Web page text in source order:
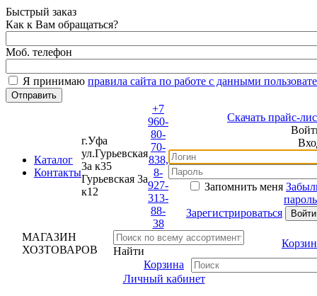
Быстрый заказ
Как к Вам обращаться?
Моб. телефон
Я принимаюправила сайта по работе с данными
Каталог
Контакты
г.Уфа
ул.Гурьевская
3а к35
Гурьевская 3а
к12
+7
960-
80-
70-
838,
8-
927-
313-
88-
38
Скачать прайс-лист
Войти
Вход
Запомнить меня Забыли
пароль?
Зарегистрироваться
МАГАЗИН
ХОЗТОВАРОВ
Найти
Корзина
Корзина
Личный кабинет